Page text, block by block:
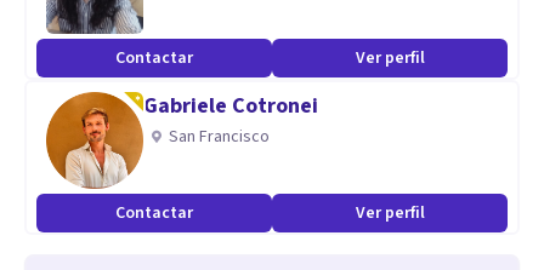
Contactar Ver perfil
Gabriele Cotronei
San Francisco
Contactar Ver perfil